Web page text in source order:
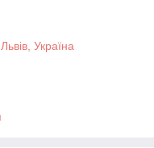
Україна